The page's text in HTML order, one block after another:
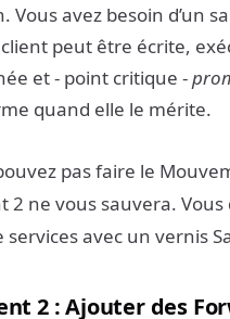
Vous avez besoin d’un
peut être écrite,
et - point critique -
quand elle le mérite.
pas faire le
2 ne vous sauvera.
services avec un vernis
2 : Ajouter des